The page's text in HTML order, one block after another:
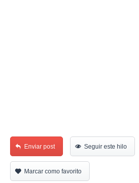
Enviar post Seguir este hilo
Marcar como favorito